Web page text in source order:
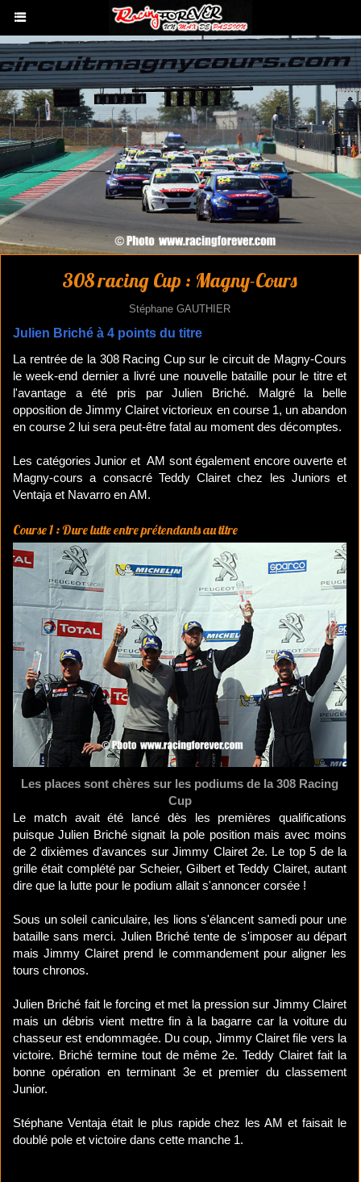
308 racing Cup : Magny-Cours
Stéphane GAUTHIER
Julien Briché à 4 points du titre
La rentrée de la 308 Racing Cup sur le circuit de Magny-Cours
le week-end dernier a livré une nouvelle bataille pour le titre et
l'avantage a été pris par Julien Briché. Malgré la belle
opposition de Jimmy Clairet victorieux en course 1, un abandon
en course 2 lui sera peut-être fatal au moment des décomptes.
Les catégories Junior et AM sont également encore ouverte et
Magny-cours a consacré Teddy Clairet chez les Juniors et
Ventaja et Navarro en AM.
Course 1 : Dure lutte entre prétendants au titre
Les places sont chères sur les podiums de la 308 Racing
Cup
Le match avait été lancé dès les premières qualifications
puisque Julien Briché signait la pole position mais avec moins
de 2 dixièmes d'avances sur Jimmy Clairet 2e. Le top 5 de la
grille était complété par Scheier, Gilbert et Teddy Clairet, autant
dire que la lutte pour le podium allait s'annoncer corsée !
Sous un soleil caniculaire, les lions s'élancent samedi pour une
bataille sans merci. Julien Briché tente de s'imposer au départ
mais Jimmy Clairet prend le commandement pour aligner les
tours chronos.
Julien Briché fait le forcing et met la pression sur Jimmy Clairet
mais un débris vient mettre fin à la bagarre car la voiture du
chasseur est endommagée. Du coup, Jimmy Clairet file vers la
victoire. Briché termine tout de même 2e. Teddy Clairet fait la
bonne opération en terminant 3e et premier du classement
Junior.
Stéphane Ventaja était le plus rapide chez les AM et faisait le
doublé pole et victoire dans cette manche 1.